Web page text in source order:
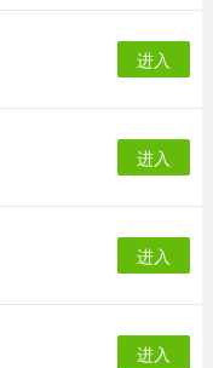
进入
进入
进入
进入